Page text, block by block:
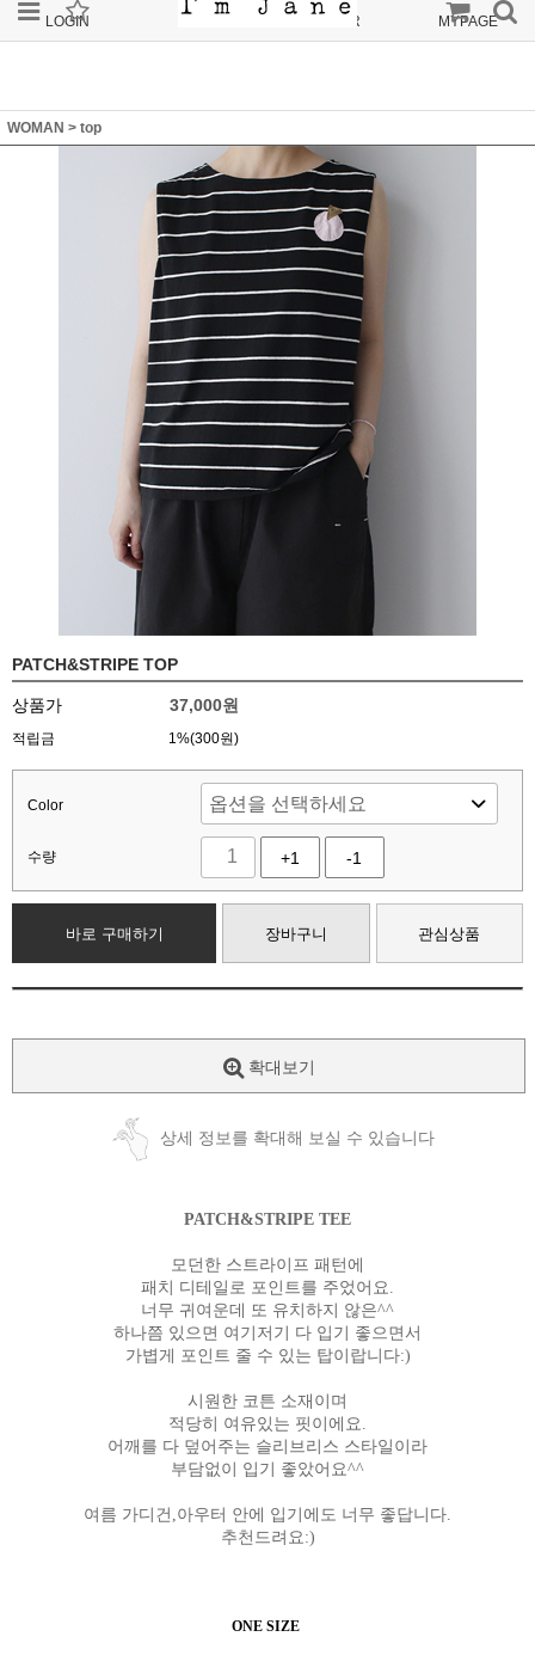
LOGIN ORDER MYPAGE
WOMAN > top
PATCH&STRIPE TOP
상품가 37,000원
적립금 1%(300원)
Color
수량 +1 -1
바로 구매하기 장바구니 관심상품
확대보기
상세 정보를 확대해 보실 수 있습니다
PATCH&STRIPE TEE
모던한 스트라이프 패턴에
패치 디테일로 포인트를 주었어요.
너무 귀여운데 또 유치하지 않은^^
하나쯤 있으면 여기저기 다 입기 좋으면서
가볍게 포인트 줄 수 있는 탑이랍니다:)
시원한 코튼 소재이며
적당히 여유있는 핏이에요.
어깨를 다 덮어주는 슬리브리스 스타일이라
부담없이 입기 좋았어요^^
여름 가디건,아우터 안에 입기에도 너무 좋답니다.
추천드려요:)
ONE SIZE